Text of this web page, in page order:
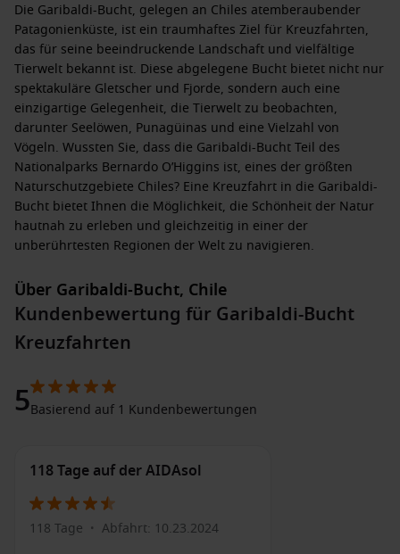
Die Garibaldi-Bucht, gelegen an Chiles atemberaubender
Patagonienküste, ist ein traumhaftes Ziel für Kreuzfahrten,
das für seine beeindruckende Landschaft und vielfältige
Tierwelt bekannt ist. Diese abgelegene Bucht bietet nicht nur
spektakuläre Gletscher und Fjorde, sondern auch eine
einzigartige Gelegenheit, die Tierwelt zu beobachten,
darunter Seelöwen, Punagüinas und eine Vielzahl von
Vögeln. Wussten Sie, dass die Garibaldi-Bucht Teil des
Nationalparks Bernardo O’Higgins ist, eines der größten
Naturschutzgebiete Chiles? Eine Kreuzfahrt in die Garibaldi-
Bucht bietet Ihnen die Möglichkeit, die Schönheit der Natur
hautnah zu erleben und gleichzeitig in einer der
unberührtesten Regionen der Welt zu navigieren.
Über Garibaldi-Bucht, Chile
Wenn Ihr Kreuzfahrtschiff in die Garibaldi-Bucht einläuft,
werden Sie von den majestätischen Gletschern und der
besonders bekannt für die beeindruckenden
Gletscher, die oft spektakuläre Eisschollen ins Wasser calven
lassen. Achten Sie darauf, während Ihrer Zeit dort die
Ein empfehlenswerter Höhepunkt während Ihres Aufenthalts
die Möglichkeit, nahe genug heranzufahren, um die
Kundenbewertung für Garibaldi-Bucht
Kreuzfahrten
5Basierend auf 1 Kundenbewertungen
118 Tage auf der AIDAsol
118 Tage • Abfahrt: 10.23.2024